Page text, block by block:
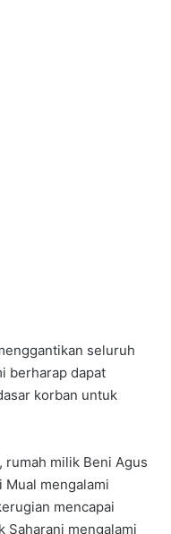
seluruh
berharap dapat
korban untuk
rumah milik Beni Agus
Mual mengalami
mencapai
Saharani mengalami